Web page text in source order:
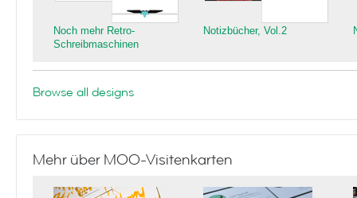
Noch mehr Retro-
Schreibmaschinen
Notizbücher, Vol.2
Browse all designs
Mehr über MOO-Visitenkarten